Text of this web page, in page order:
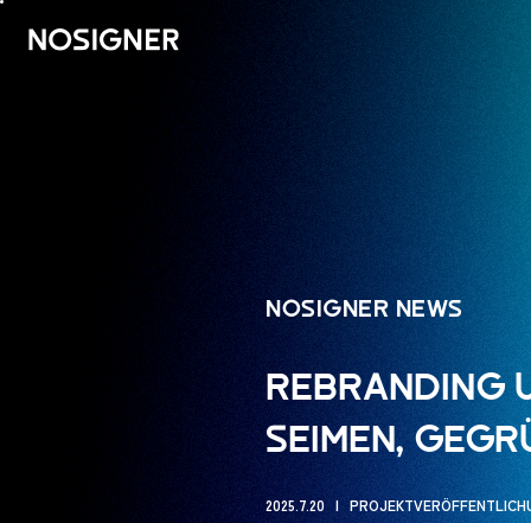
HOME
NOSIGNER NEWS
REBRANDING
SEIMEN,
2025.7.20